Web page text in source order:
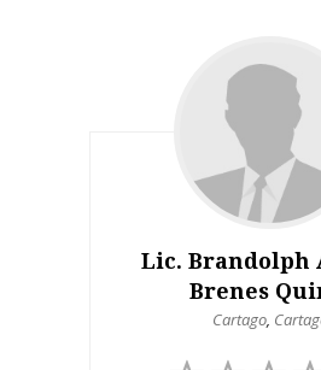
Lic. Brandolph
Brenes
Cartago,